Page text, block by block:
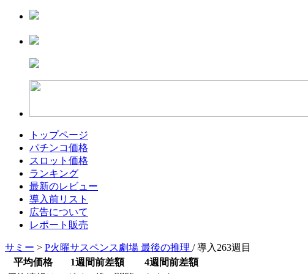
トップページ
パチンコ価格
スロット価格
ランキング
最新のレビュー
導入前リスト
広告について
レポート販売
サミー > P火曜サスペンス劇場 最後の推理 / 導入263週目
平均価格
1週間前差額
4週間前差額